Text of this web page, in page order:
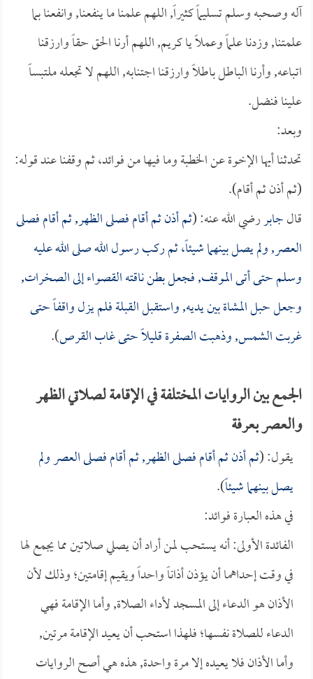
آله وصحبه وسلم تسليماً كثيراً, اللهم علمنا ما ينفعنا, وانفعنا بما
علمتنا, وزدنا علماً وعملاً يا كريم, اللهم أرنا الحق حقاً وارزقنا
اتباعه, وأرنا الباطل باطلاً وارزقنا اجتنابه, اللهم لا تجعله ملتبساً
علينا فنضل.
وبعد:
تحدثنا أيها الإخوة عن الخطبة وما فيها من فوائد، ثم وقفنا عند قوله:
(ثم أذن ثم أقام).
قالجابررضي الله عنه: (ثم أذن ثم أقام فصلى الظهر, ثم أقام فصلى
العصر, ولم يصل بينهما شيئاً، ثم ركب رسول الله صلى الله عليه
وسلم حتى أتى الموقف, فجعل بطن ناقته القصواء إلى الصخرات,
وجعل حبل المشاة بين يديه, واستقبل القبلة فلم يزل واقفاً حتى
غربت الشمس, وذهبت الصفرة قليلاً حتى غاب القرص).
الجمع بين الروايات المختلفة في الإقامة لصلاتي الظهر
والعصر بعرفة
يقول: (ثم أذن ثم أقام فصلى الظهر, ثم أقام فصلى العصر ولم
يصل بينهما شيئاً).
في هذه العبارة فوائد:
الفائدة الأولى: أنه يستحب لمن أراد أن يصلي صلاتين مما يجمع لها
في وقت إحداهما أن يؤذن أذاناً واحداً ويقيم إقامتين؛ وذلك لأن
الأذان هو الدعاء إلى المسجد لأداء الصلاة, وأما الإقامة فهي
الدعاء للصلاة نفسها؛ فلهذا استحب أن يعيد الإقامة مرتين,
وأما الأذان فلا يعيده إلا مرة واحدة, هذه هي أصح الروايات